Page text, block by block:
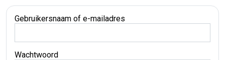
Gebruikersnaam of e-mailadres
Wachtwoord